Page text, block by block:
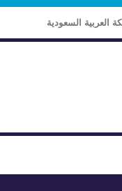
العربية السعودية